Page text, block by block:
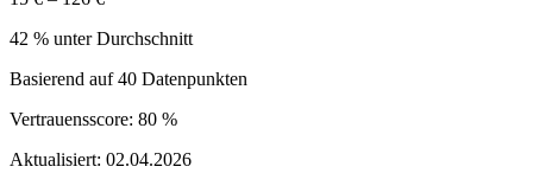
42 % unter Durchschnitt
Basierend auf40 Datenpunkten
Vertrauensscore: 80 %
Aktualisiert: 02.04.2026